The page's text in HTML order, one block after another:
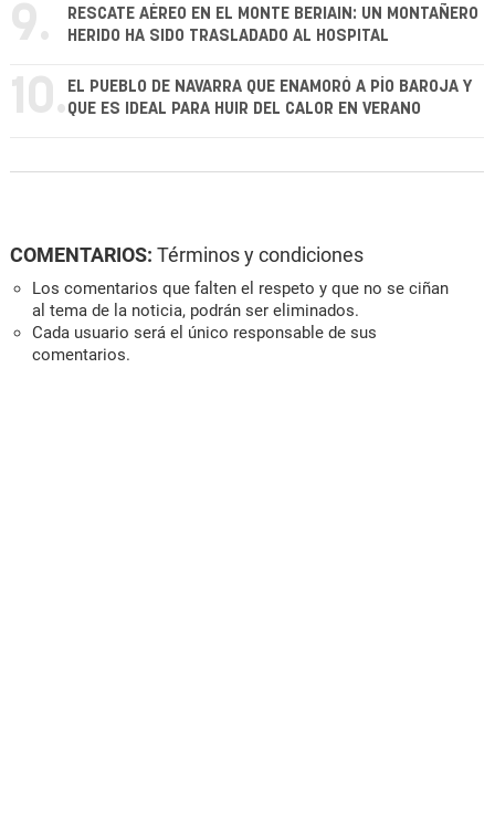
9.
RESCATE AÉREO EN EL MONTE BERIAIN: UN MONTAÑERO
HERIDO HA SIDO TRASLADADO AL HOSPITAL
10. EL PUEBLO DE NAVARRA QUE ENAMORÓ A PÍO BAROJA Y
QUE ES IDEAL PARA HUIR DEL CALOR EN VERANO
COMENTARIOS: Términos y condiciones
Los comentarios que falten el respeto y que no se ciñan
al tema de la noticia, podrán ser eliminados.
Cada usuario será el único responsable de sus
comentarios.